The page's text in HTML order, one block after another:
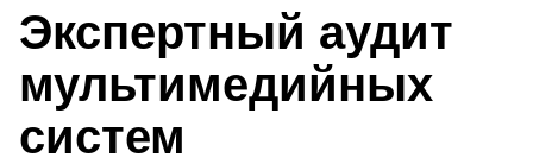
Экспертный аудит
мультимедийных
систем